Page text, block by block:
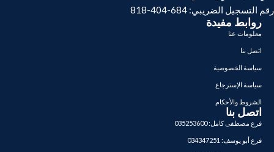
رقم التسجيل الضريبي: 684-404-818
روابط مفيدة
معلومات عنا
اتصل بنا
سياسة الخصوصية
سياسة الإسترجاع
الشروط والأحكام
اتصل بنا
فرع مصطفى كامل: 035253600
فرع أبو يوسف: 034347251